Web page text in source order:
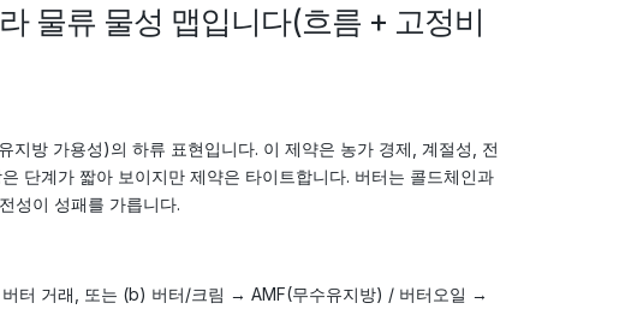
물류 물성 맵입니다(흐름 + 고정비
지방 가용성)의 하류 표현입니다. 이 제약은 농가 경제, 계절성, 전
계가 짧아 보이지만 제약은 타이트합니다. 버터는 콜드체인과
성이 성패를 가릅니다.
터 거래, 또는 (b) 버터/크림 → AMF(무수유지방) / 버터오일 →